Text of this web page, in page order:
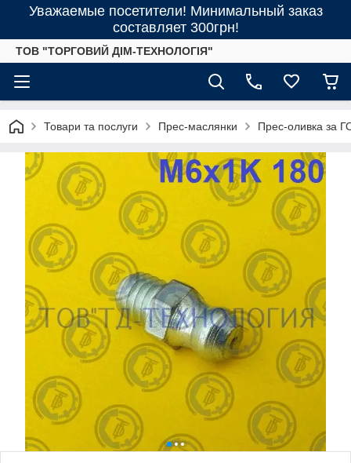
Уважаемые посетители! Минимальный заказ
составляет 300грн!
ТОВ "ТОРГОВИЙ ДІМ-ТЕХНОЛОГІЯ"
Товари та послуги Прес-маслянки Прес-оливка за